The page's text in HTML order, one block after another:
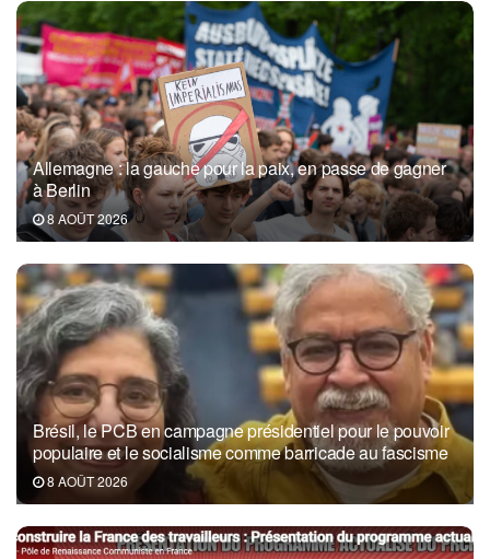
Allemagne : la gauche pour la paix, en passe de gagner
à Berlin
8 AOÛT 2026
Brésil, le PCB en campagne présidentiel pour le pouvoir
populaire et le socialisme comme barricade au fascisme
8 AOÛT 2026